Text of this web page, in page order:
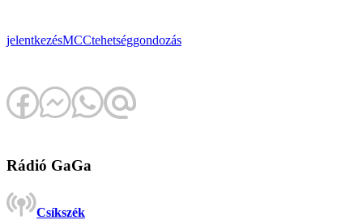
jelentkezésMCCtehetséggondozás
Rádió GaGa
Csíkszék